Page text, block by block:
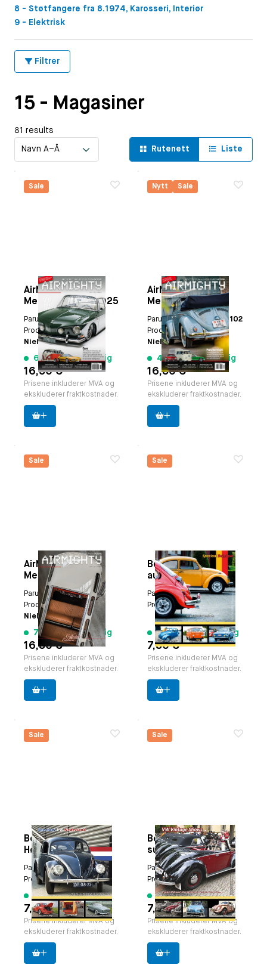
8 - Støtfangere fra 8.1974, Karosseri, Interiør
9 - Elektrisk
Filtrer
15 - Magasiner
81 results
Rutenett Liste
Sale
AirMighty
Megascene 61-2025
Paruzzi nummer:9482
Produsent:
Nielstimmerman
6 varer tilgjengelig
16,50 €
Prisene inkluderer MVA og
ekskluderer fraktkostnader.
Nytt Sale
AirMighty
Megascene 63-
2026
Paruzzi nummer:
9482-102
Produsent:
Nielstimmerman
4 varer tilgjengelig
16,50 €
Prisene inkluderer MVA og
ekskluderer fraktkostnader.
Sale
AirMighty
Megascene
Portfolio 2025
Paruzzi nummer:9288
Produsent:
Nielstimmerman
7 varer tilgjengelig
16,50 €
Prisene inkluderer MVA og
ekskluderer fraktkostnader.
Sale
Boxertje Magazine
autumn 2009
Paruzzi nummer:9379
Produsent:Classicvw
13 varer tilgjengelig
7,50 €
Prisene inkluderer MVA og
ekskluderer fraktkostnader.
Sale
Boxertje Magazine
Høstutgaven 2010
Paruzzi nummer: 9383
Produsent:Classicvw
6 varer tilgjengelig
7,50 €
Prisene inkluderer MVA og
ekskluderer fraktkostnader.
Sale
Boxertje Magazine
summer Edition
2010.
Paruzzi nummer:9382
Produsent:
Classicvw
5 varer tilgjengelig
7,50 €
Prisene inkluderer MVA og
ekskluderer fraktkostnader.